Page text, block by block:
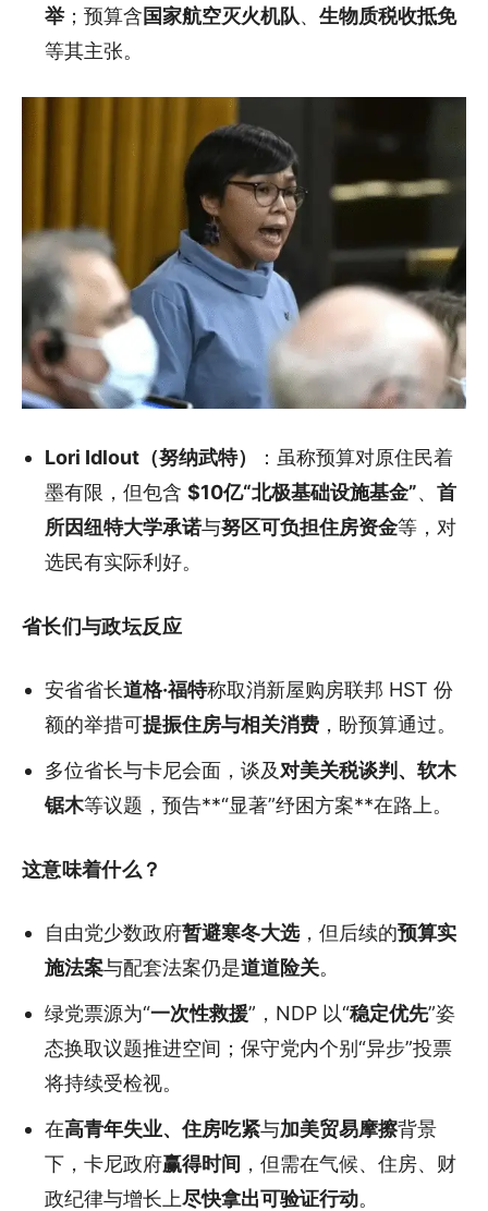
举 ；预算含国家航空灭火机队、 生物质税收抵免
等其主张。
Lori Idlout（努纳武特）
：虽称预算对原住民着
墨有限，但包含 $10亿“北极基础设施基金”、 首
所因纽特大学承诺与努区可负担住房资金等，对
选民有实际利好。
省长们与政坛反应
安省省长道格·福特称取消新屋购房联邦 HST 份
额的举措可提振住房与相关消费 ，盼预算通过。
多位省长与卡尼会面，谈及对美关税谈判、软木
锯木等议题，预告**“显著”纾困方案**在路上。
这意味着什么？
自由党少数政府暂避寒冬大选，但后续的预算实
施法案与配套法案仍是道道险关。
绿党票源为“一次性救援”，NDP 以“稳定优先”姿
态换取议题推进空间；保守党内个别“异步”投票
将持续受检视。
在高青年失业、住房吃紧与加美贸易摩擦背景
下，卡尼政府赢得时间 ，但需在气候、住房、财
政纪律与增长上尽快拿出可验证行动。